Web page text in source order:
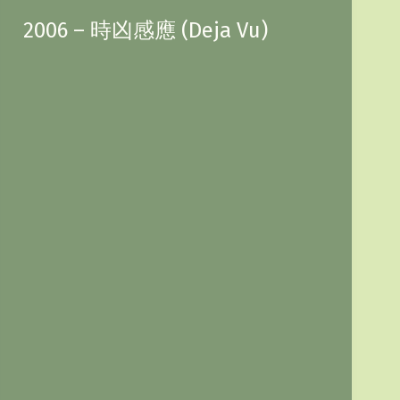
2006 – 時凶感應 (Deja Vu)